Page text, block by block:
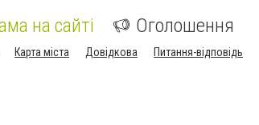
на сайті Оголошення
Карта міста Довідкова Питання-відповідь